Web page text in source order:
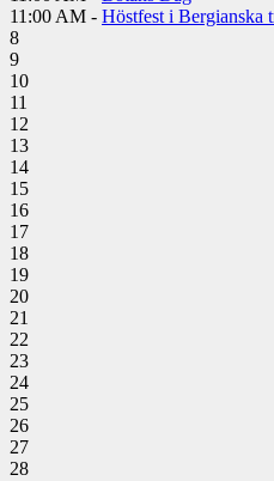
11:00 AM - Höstfest i Bergianska
8
9
10
11
12
13
14
15
16
17
18
19
20
21
22
23
24
25
26
27
28